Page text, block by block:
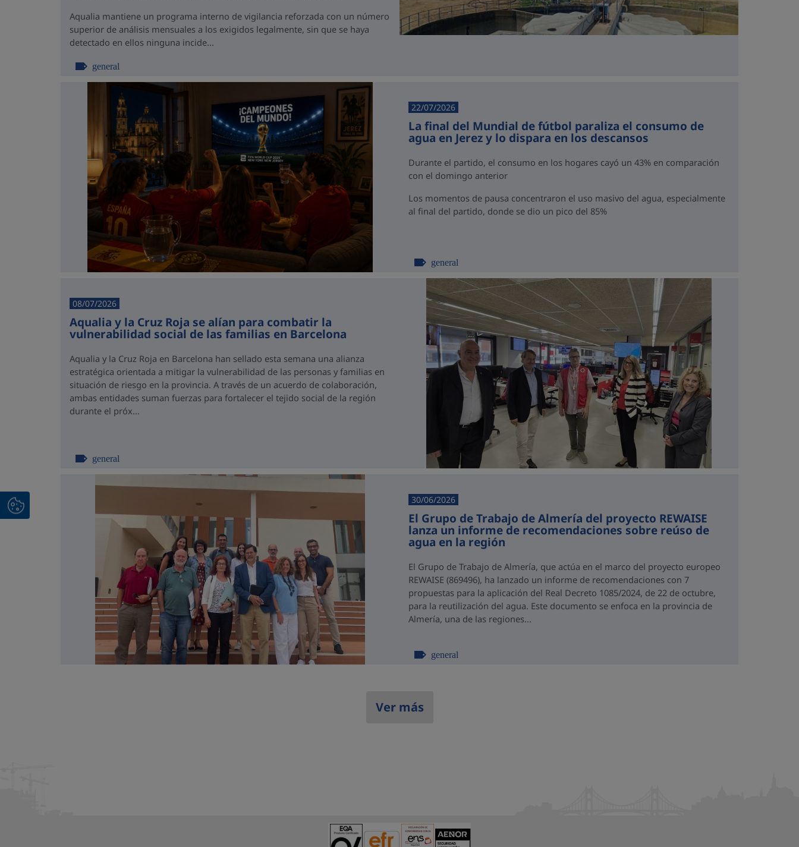
Aqualia mantiene un programa interno de vigilancia reforzada con un número
superior de análisis mensuales a los exigidos legalmente, sin que se haya
detectado en ellos ninguna incide...
general
22/07/2026
La final del Mundial de fútbol paraliza el consumo de
agua en Jerez y lo dispara en los descansos
Durante el partido, el consumo en los hogares cayó un 43% en comparación
con el domingo anterior
Los momentos de pausa concentraron el uso masivo del agua, especialmente
al final del partido, donde se dio un pico del 85%
general
08/07/2026
Aqualia y la Cruz Roja se alían para combatir la
vulnerabilidad social de las familias en Barcelona
Aqualia y la Cruz Roja en Barcelona han sellado esta semana una alianza
estratégica orientada a mitigar la vulnerabilidad de las personas y familias en
situación de riesgo en la provincia. A través de un acuerdo de colaboración,
ambas entidades suman fuerzas para fortalecer el tejido social de la región
durante el próx...
general
30/06/2026
El Grupo de Trabajo de Almería del proyecto REWAISE
lanza un informe de recomendaciones sobre reúso de
agua en la región
El Grupo de Trabajo de Almería, que actúa en el marco del proyecto europeo
REWAISE (869496), ha lanzado un informe de recomendaciones con 7
propuestas para la aplicación del Real Decreto 1085/2024, de 22 de octubre,
para la reutilización del agua. Este documento se enfoca en la provincia de
Almería, una de las regiones...
general
Ver más